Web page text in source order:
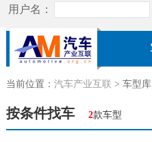
当前位置： 汽车产业互联 > 车型库
按条件找车 2款车型